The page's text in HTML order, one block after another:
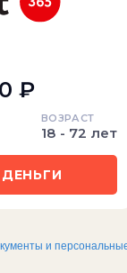
₽
ВОЗРАСТ
18 - 72 лет
и